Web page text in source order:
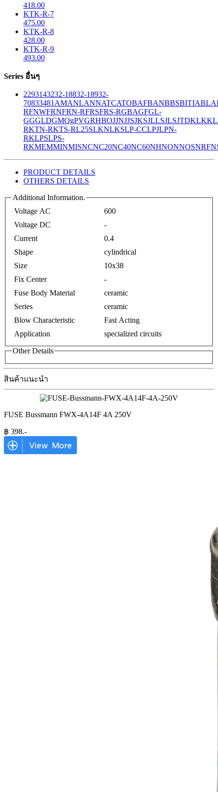
418.00
KTK-R-7
475.00
KTK-R-8
428.00
KTK-R-9
493.00
Series อื่นๆ
2293143232-18832-18932-
70833481 AMANLANNATCATOBAFBANBBSBITIABLA
RFNWFRNFRN-RFRSFRS-RGBAGFGL-
GGGLDGMQgPVGRHBOJJNJJSJKSJLLSJLSJTDKLK
RKTN-RKTS-RL25SLKNLKSLP-CCLPJLPN-
RKLPSLPS-
RKMEMMINMISNCNC20NC40NC60NHNONNOSNRF
PRODUCT DETAILS
OTHERS DETAILS
Additional Information.
Voltage AC
600
Voltage DC
-
Current
0.4
Shape
cylindrical
Size
10x38
Fix Center
-
Fuse Body Material
ceramic
Series
ceramic
Blow Characteristic
Fast Acting
Application
specialized circuits
Other Details
สินค้าแนะนำ
FUSE Bussmann FWX-4A14F 4A 250V
฿ 398.-